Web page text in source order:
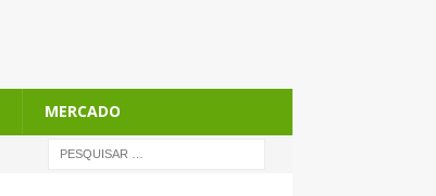
MERCADO